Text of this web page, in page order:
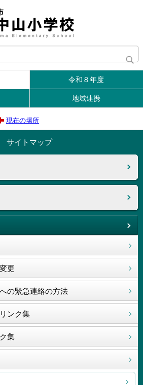
令和８年度
地域連携
現在の場所
サイトマップ
更
の緊急連絡の方法
ンク集
集